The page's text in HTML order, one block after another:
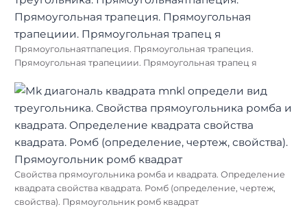
Прямоугольнаятпапеция. Прямоугольная трапеция.
Прямоугольная трапециии. Прямоугольная трапец я
Свойства прямоугольника ромба и квадрата. Определение
квадрата свойства квадрата. Ромб (определение, чертеж,
свойства). Прямоугольник ромб квадрат